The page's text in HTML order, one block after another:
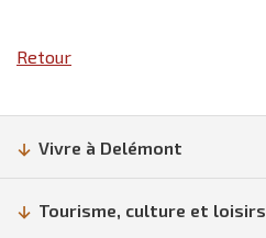
Retour
Vivre à Delémont
Tourisme, culture et loisirs